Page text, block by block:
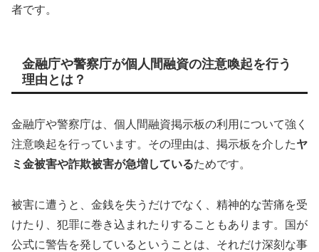
者です。
金融庁や警察庁が個人間融資の注意喚起を行う
理由とは？
金融庁や警察庁は、個人間融資掲示板の利用について強く
注意喚起を行っています。その理由は、掲示板を介したヤ
ミ金被害や詐欺被害が急増しているためです。
被害に遭うと、金銭を失うだけでなく、精神的な苦痛を受
けたり、犯罪に巻き込まれたりすることもあります。国が
公式に警告を発しているということは、それだけ深刻な事